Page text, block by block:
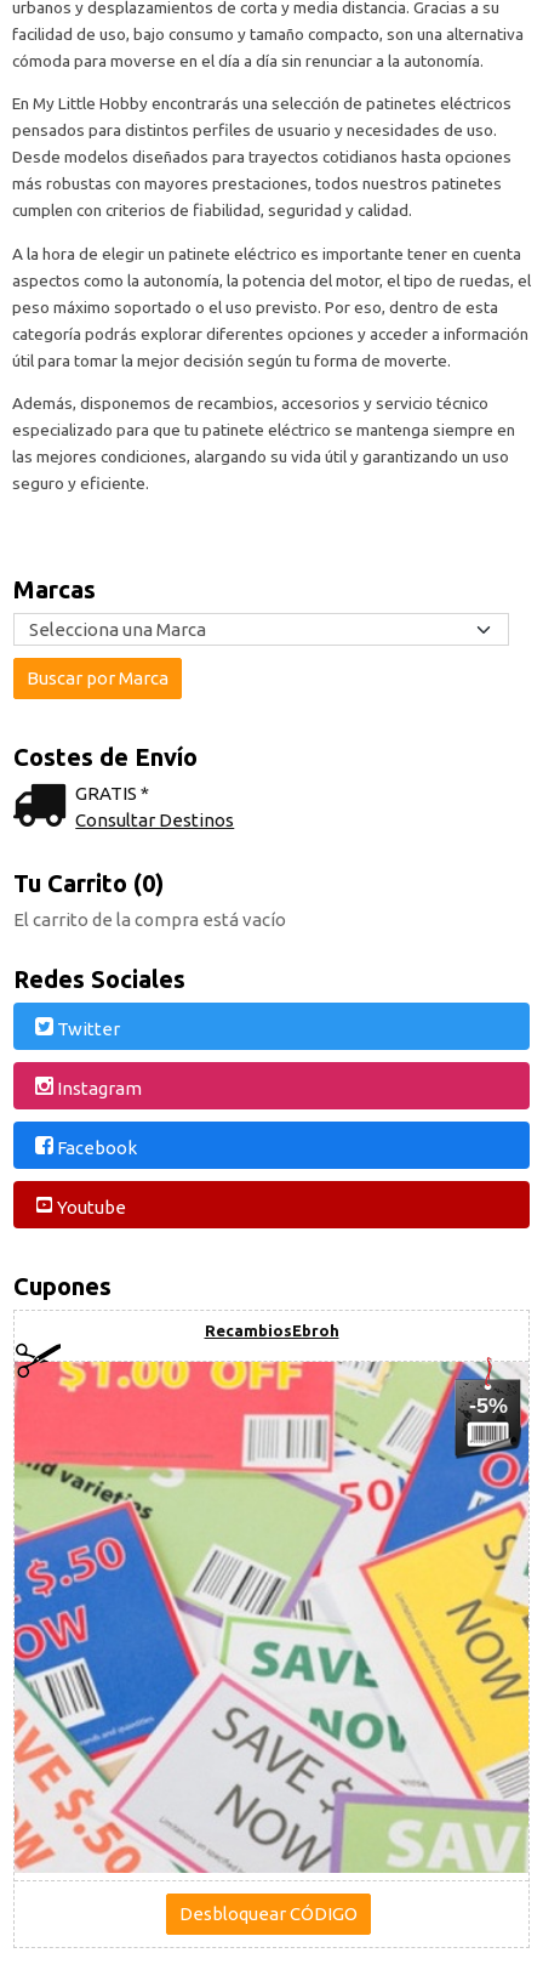
Marcas
Costes de Envío
GRATIS *
Consultar Destinos
Tu Carrito (0)
El carrito de la compra está vacío
Redes Sociales
Twitter
Instagram
Facebook
Youtube
Cupones
RecambiosEbroh
-5%
urbanos y desplazamientos de corta y media distancia. Gracias a su
facilidad de uso, bajo consumo y tamaño compacto, son una alternativa
cómoda para moverse en el día a día sin renunciar a la autonomía.
En My Little Hobby encontrarás una selección de patinetes eléctricos
pensados para distintos perfiles de usuario y necesidades de uso.
Desde modelos diseñados para trayectos cotidianos hasta opciones
más robustas con mayores prestaciones, todos nuestros patinetes
cumplen con criterios de fiabilidad, seguridad y calidad.
A la hora de elegir un patinete eléctrico es importante tener en cuenta
aspectos como la autonomía, la potencia del motor, el tipo de ruedas, el
peso máximo soportado o el uso previsto. Por eso, dentro de esta
categoría podrás explorar diferentes opciones y acceder a información
útil para tomar la mejor decisión según tu forma de moverte.
Además, disponemos de recambios, accesorios y servicio técnico
especializado para que tu patinete eléctrico se mantenga siempre en
las mejores condiciones, alargando su vida útil y garantizando un uso
seguro y eficiente.